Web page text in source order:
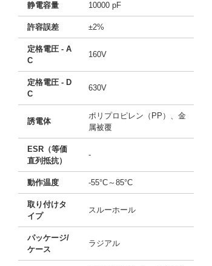
静電容量 10000 pF
許容誤差 ±2%
定格電圧 - A
C
160V
定格電圧 - D
C
630V
誘電体
ポリプロピレン（PP）、金
属被覆
ESR（等価
直列抵抗）
-
動作温度 -55°C～85°C
取り付けタ
イプ
スルーホール
パッケージ/
ケース
ラジアル